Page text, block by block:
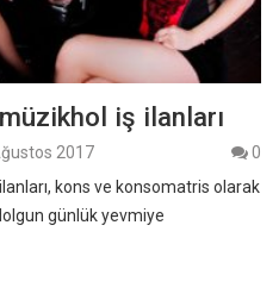
iş ilanları
2017
0
kons ve konsomatris olarak
günlük yevmiye